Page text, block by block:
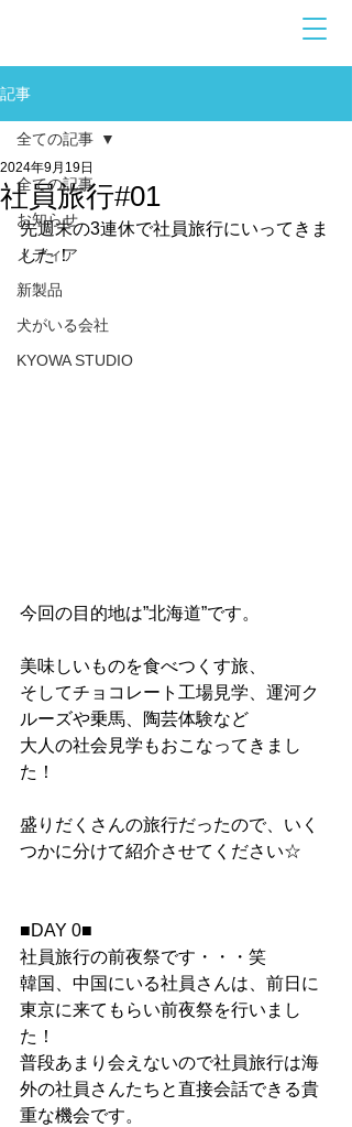
記事
全ての記事
お知らせ
メディア
新製品
犬がいる会社
KYOWA STUDIO
全ての記事
社員旅行#01
2024年9月19日
先週末の3連休で社員旅行にいってきま
した！
今回の目的地は”北海道”です。
美味しいものを食べつくす旅、
そしてチョコレート工場見学、運河ク
ルーズや乗馬、陶芸体験など
大人の社会見学もおこなってきまし
た！
盛りだくさんの旅行だったので、いく
つかに分けて紹介させてください☆
■DAY 0■
社員旅行の前夜祭です・・・笑
韓国、中国にいる社員さんは、前日に
東京に来てもらい前夜祭を行いまし
た！
普段あまり会えないので社員旅行は海
外の社員さんたちと直接会話できる貴
重な機会です。